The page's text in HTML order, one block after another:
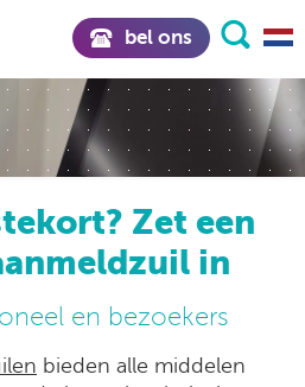
bel ons
Zet een
in
en bezoekers
bieden alle middelen